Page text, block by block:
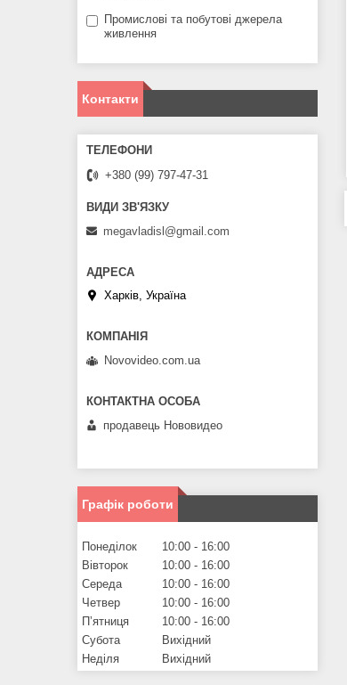
Промислові та побутові джерела
живлення
Контакти
+380 (99) 797-47-31
megavladisl@gmail.com
Харків, Україна
Novovideo.com.ua
продавець Нововидео
Графік роботи
Понеділок 10:00
16:00
Вівторок
10:00
16:00
Середа
10:00
16:00
Четвер
10:00
16:00
Пʼятниця
10:00
16:00
Субота
Вихідний
Неділя
Вихідний